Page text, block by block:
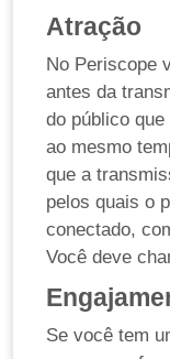
Atração
No Periscope
antes da
do público
ao mesmo
que a
pelos quais o
conectado,
Você deve
Se você tem